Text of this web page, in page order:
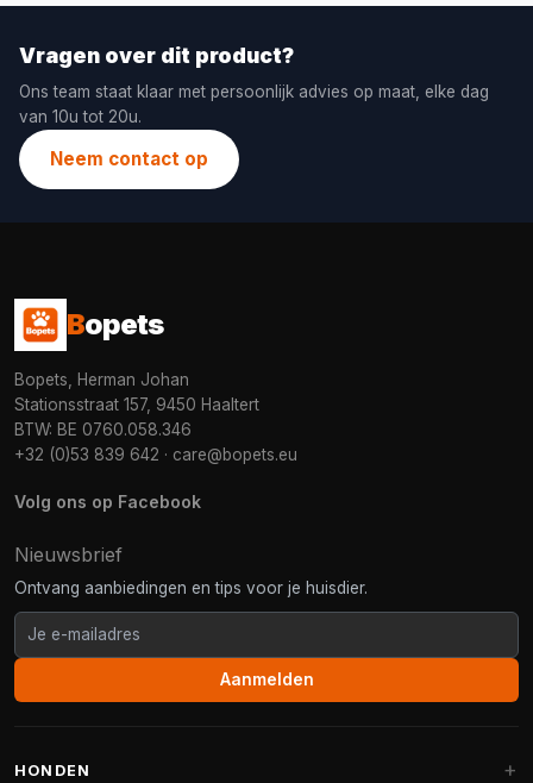
Vragen over dit product?
Ons team staat klaar met persoonlijk advies op maat, elke dag
van 10u tot 20u.
Neem contact op
Bopets
Bopets, Herman Johan
Stationsstraat 157, 9450 Haaltert
BTW: BE 0760.058.346
+32 (0)53 839 642 · care@bopets.eu
Volg ons op Facebook
Nieuwsbrief
Ontvang aanbiedingen en tips voor je huisdier.
Aanmelden
HONDEN